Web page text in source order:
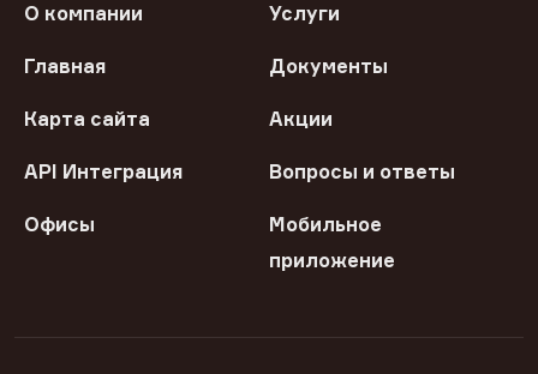
О компании Услуги
Главная Документы
Карта сайта Акции
API Интеграция Вопросы и ответы
Офисы
Мобильное
приложение